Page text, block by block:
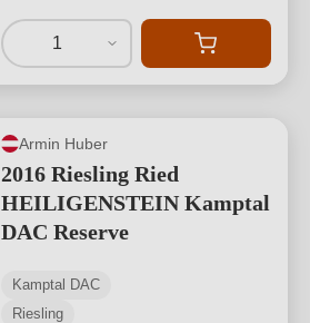
1
Armin Huber
2016 Riesling Ried
HEILIGENSTEIN Kamptal
DAC Reserve
Kamptal DAC
Riesling